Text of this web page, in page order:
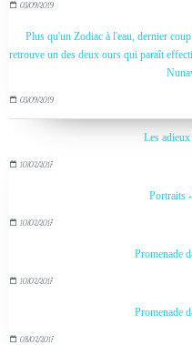
03/09/2019
Plus qu'un Zodiac à l'eau, dernier
retrouve un des deux ours qui paraît
03/09/2019
Les
10/02/2017
Portraits
10/02/2017
Promenade
10/02/2017
Promenade
08/02/2017